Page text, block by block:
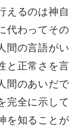
えるのは神自
代わってその
間の言語がい
と正常さを言
間のあいだで
完全に示して
を知ることが